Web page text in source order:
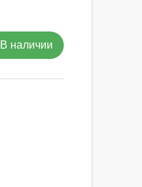
В наличии